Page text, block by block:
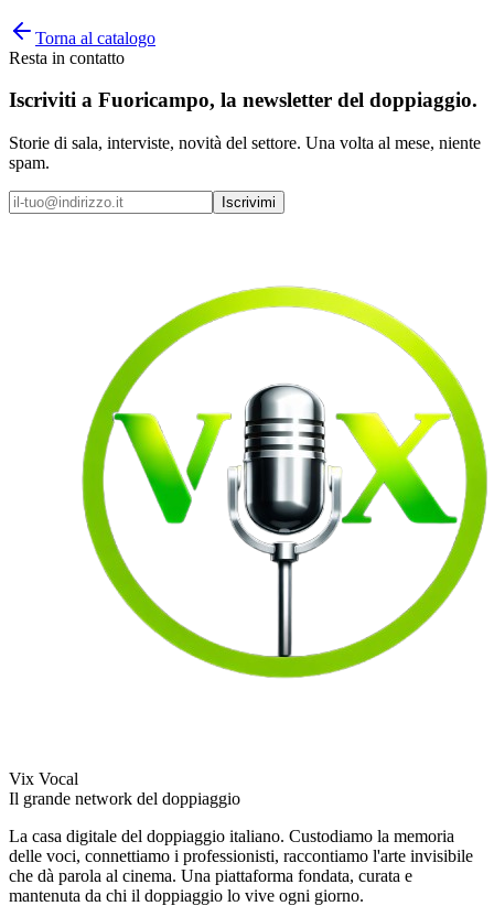
Torna al catalogo
Resta in contatto
Iscriviti a Fuoricampo, la newsletter del doppiaggio.
Storie di sala, interviste, novità del settore. Una volta al mese, niente
spam.
Iscrivimi
Vix Vocal
Il grande network del doppiaggio
La casa digitale del doppiaggio italiano. Custodiamo la memoria
delle voci, connettiamo i professionisti, raccontiamo l'arte invisibile
che dà parola al cinema. Una piattaforma fondata, curata e
mantenuta da chi il doppiaggio lo vive ogni giorno.